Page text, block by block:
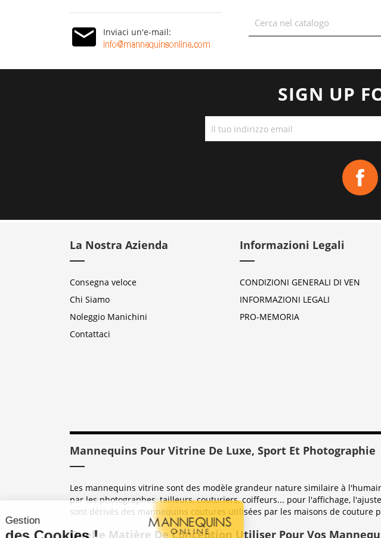
Inviaci un'e-mail:
SIGN UP
La Nostra Azienda
Consegna veloce
Chi Siamo
Noleggio Manichini
Contattaci
Informazioni Legali
CONDIZIONI GENERALI DI VEN
INFORMAZIONI LEGALI
PRO-MEMORIA
Mannequins Pour Vitrine De Luxe, Sport Et Photographie
Les mannequins vitrine sont des modèle grandeur nature similaire à
par les photographes, tailleurs, couturiers, coiffeurs... pour l'affichage,
sont dérivés des mannequins coutures utilisées par les maisons de couture
Quelle Matière De Conception Utiliser Pour Vos